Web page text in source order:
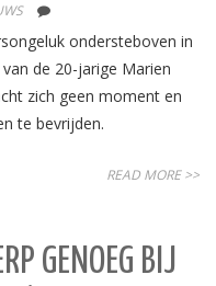
ondersteboven in
de 20-jarige Marien
zich geen moment en
te bevrijden.
READ MORE >>
GENOEG BIJ